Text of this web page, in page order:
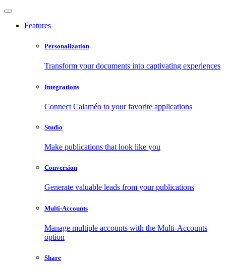
Features
Personalization
Transform your documents into captivating experiences
Integrations
Connect Calaméo to your favorite applications
Studio
Make publications that look like you
Conversion
Generate valuable leads from your publications
Multi-Accounts
Manage multiple accounts with the Multi-Accounts
option
Share